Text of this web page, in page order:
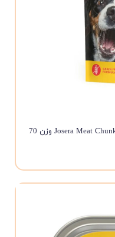
تشویقی سگ جوسرا با طعم گوشت گاو Josera Meat Chunks وزن 70